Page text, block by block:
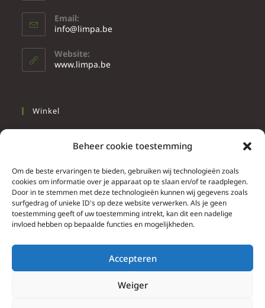
Beheer cookie toestemming
Om de beste ervaringen te bieden, gebruiken wij technologieën zoals
cookies om informatie over je apparaat op te slaan en/of te raadplegen.
Door in te stemmen met deze technologieën kunnen wij gegevens zoals
surfgedrag of unieke ID's op deze website verwerken. Als je geen
toestemming geeft of uw toestemming intrekt, kan dit een nadelige
invloed hebben op bepaalde functies en mogelijkheden.
Accepteren
Weiger
Email:
info@limpa.be
Website:
www.limpa.be
Winkel
Wonen
Info
Contacteer ons